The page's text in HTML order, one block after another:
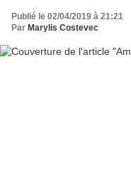
Publié le 02/04/2019 à 21:21
Par Marylis Costevec